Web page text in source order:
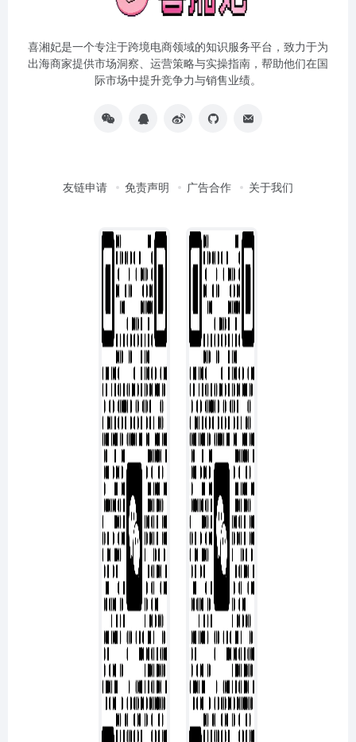
喜湘妃是一个专注于跨境电商领域的知识服务平台，致力于为
出海商家提供市场洞察、运营策略与实操指南，帮助他们在国
际市场中提升竞争力与销售业绩。
友链申请 免责声明 广告合作 关于我们